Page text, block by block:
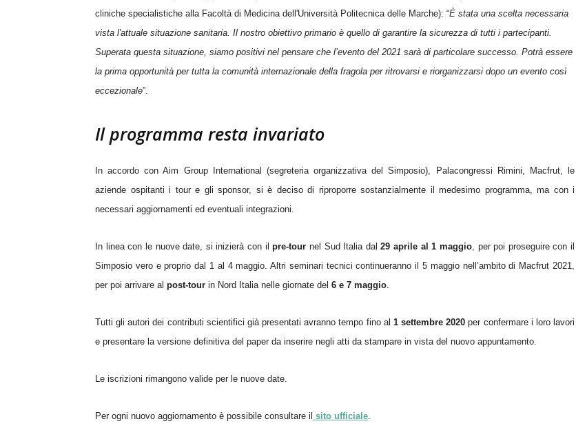
cliniche specialistiche alla Facoltà di Medicina dell'Università Politecnica delle Marche): “È stata una scelta necessaria
vista l'attuale situazione sanitaria. Il nostro obiettivo primario è quello di garantire la sicurezza di tutti i partecipanti.
Superata questa situazione, siamo positivi nel pensare che l’evento del 2021 sarà di particolare successo. Potrà essere
la prima opportunità per tutta la comunità internazionale della fragola per ritrovarsi e riorganizzarsi dopo un evento così
eccezionale”.
Il programma resta invariato
In accordo con Aim Group International (segreteria organizzativa del Simposio), Palacongressi Rimini, Macfrut, le
aziende ospitanti i tour e gli sponsor, si è deciso di riproporre sostanzialmente il medesimo programma, ma con i
necessari aggiornamenti ed eventuali integrazioni.
In linea con le nuove date, si inizierà con ilpre-tour nel Sud Italia dal29 aprile al 1 maggio, per poi proseguire con il
Simposio vero e proprio dal 1 al 4 maggio. Altri seminari tecnici continueranno il 5 maggio nell’ambito di Macfrut 2021,
per poi arrivare al post-tour in Nord Italia nelle giornate del 6 e 7 maggio.
Tutti gli autori dei contributi scientifici già presentati avranno tempo fino al 1 settembre 2020 per confermare i loro lavori
e presentare la versione definitiva del paper da inserire negli atti da stampare in vista del nuovo appuntamento.
Le iscrizioni rimangono valide per le nuove date.
Per ogni nuovo aggiornamento è possibile consultare il sito ufficiale.